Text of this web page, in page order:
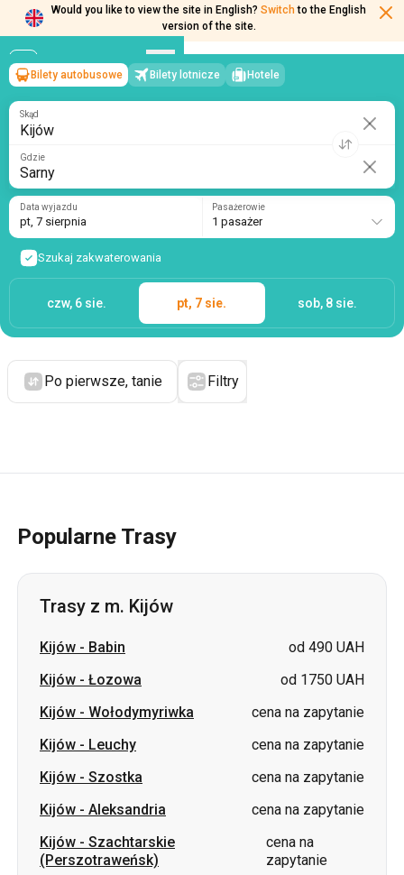
Would you like to view the site in English? Switch to the English
version of the site.
Kijów→Sarny
pt, 7 sierpnia/1 pasażer
Bilety autobusowe Bilety lotnicze Hotele
Skąd
Gdzie
Data wyjazdu
pt, 7 sierpnia
Pasażerowie
1 pasażer
Szukaj zakwaterowania
czw, 6 sie. pt, 7 sie. sob, 8 sie.
Po pierwsze, tanie Filtry
Popularne Trasy
Trasy z m. Kijów
Kijów - Babin
od 490 UAH
Kijów - Łozowa
od 1750 UAH
Kijów - Wołodymyriwka
cena na zapytanie
Kijów - Leuchy
cena na zapytanie
Kijów - Szostka
cena na zapytanie
Kijów - Aleksandria
cena na zapytanie
Kijów - Szachtarskie
(Perszotraweńsk)
cena na
zapytanie